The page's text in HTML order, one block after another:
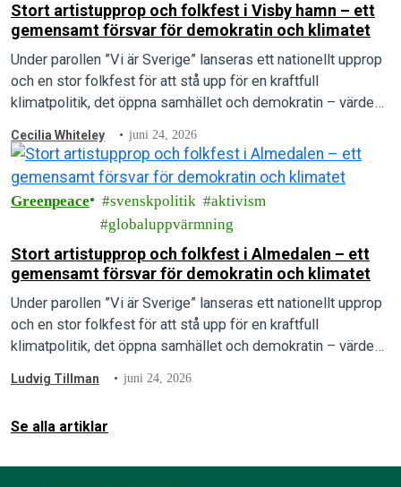
Stort artistupprop och folkfest i Visby hamn – ett
gemensamt försvar för demokratin och klimatet
Under parollen ”Vi är Sverige” lanseras ett nationellt upprop
och en stor folkfest för att stå upp för en kraftfull
klimatpolitik, det öppna samhället och demokratin – värden
Cecilia Whiteley juni 24, 2026
Greenpeace svenskpolitik
aktivism
globaluppvärmning
Stort artistupprop och folkfest i Almedalen – ett
gemensamt försvar för demokratin och klimatet
Under parollen ”Vi är Sverige” lanseras ett nationellt upprop
och en stor folkfest för att stå upp för en kraftfull
klimatpolitik, det öppna samhället och demokratin – värden
Ludvig Tillman juni 24, 2026
Se alla artiklar